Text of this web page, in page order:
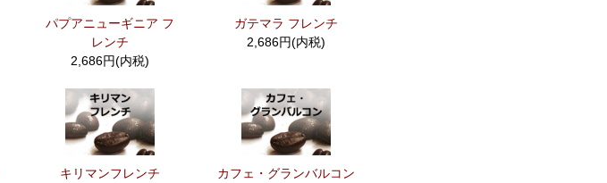
パプアニューギニア フ
レンチ
2,686円(内税)
ガテマラ フレンチ
2,686円(内税)
キリマンフレンチ
カフェ・グランバルコン